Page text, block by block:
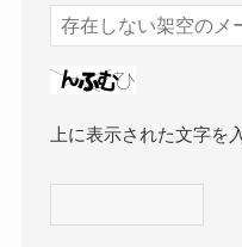
上に表示された文字を